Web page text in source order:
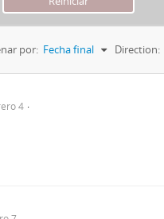
por: Fecha final Direction:
4